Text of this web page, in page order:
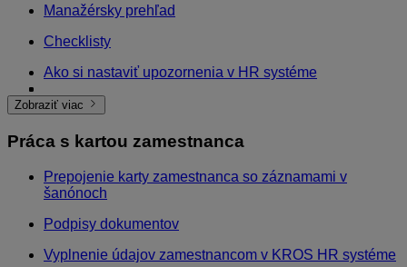
Manažérsky prehľad
Checklisty
Ako si nastaviť upozornenia v HR systéme
Zobraziť viac
Práca s kartou zamestnanca
Prepojenie karty zamestnanca so záznamami v
šanónoch
Podpisy dokumentov
Vyplnenie údajov zamestnancom v KROS HR systéme